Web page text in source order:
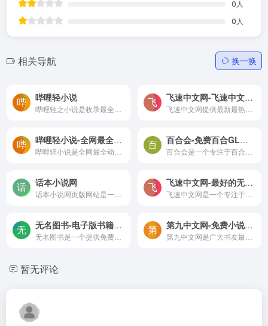
0 人
0 人
相关导航 换一换
哔哩轻小说 飞速中文网-飞速中文网提供最新最热网络小说，最新章节阅读，全文阅读，免费阅读
哔哩轻小说-全网最全动漫sf轻小说网站，各类轻小说在线阅读 百合会-免费百合GL小说在线阅读和推荐
话本小说网 飞速中文网-最好的无广告小说阅读网
无名图书-电子版书籍免费下载,PDF图书资源下载网站 第九中文网-免费小说爱好者必备的小说阅读网
暂无评论